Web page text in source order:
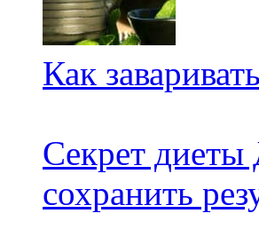
Как
Секрет диеты
сохранить